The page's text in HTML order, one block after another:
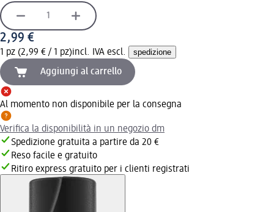
2,99 €
1 pz (2,99 € / 1 pz)incl. IVA escl. spedizione
Aggiungi al carrello
Al momento non disponibile per la consegna
Verifica la disponibilità in un negozio dm
Spedizione gratuita a partire da 20 €
Reso facile e gratuito
Ritiro express gratuito per i clienti registrati